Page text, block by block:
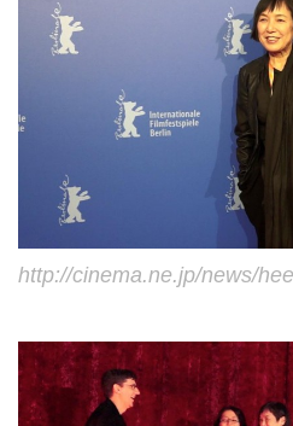
http://cinema.ne.jp/news/